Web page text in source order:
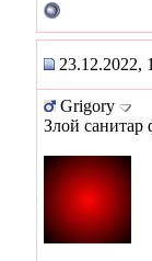
23.12.2022,
Grigory
Злой санитар